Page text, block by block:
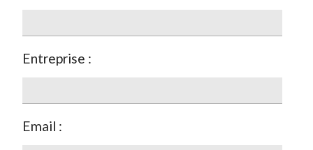
Entreprise :
Email :